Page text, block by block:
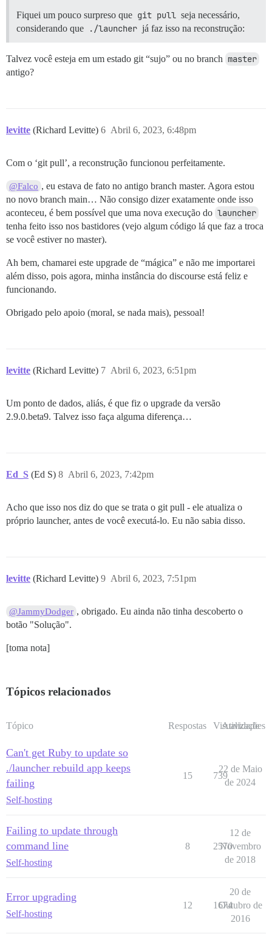
Fiquei um pouco surpreso que git pull seja necessário,
considerando que
./launcher já faz isso na reconstrução:
Talvez você esteja em um estado git “sujo” ou no branch master
antigo?
levitte (Richard Levitte) Abril 6, 2023, 6:48pm
6
Com o ‘git pull’, a reconstrução funcionou perfeitamente.
@Falco , eu estava de fato no antigo branch master. Agora estou
no novo branch main… Não consigo dizer exatamente onde isso
aconteceu, é bem possível que uma nova execução do launcher
tenha feito isso nos bastidores (vejo algum código lá que faz a troca
se você estiver no master).
Ah bem, chamarei este upgrade de “mágica” e não me importarei
além disso, pois agora, minha instância do discourse está feliz e
funcionando.
Obrigado pelo apoio (moral, se nada mais), pessoal!
levitte (Richard Levitte) Abril 6, 2023, 6:51pm
7
Um ponto de dados, aliás, é que fiz o upgrade da versão
2.9.0.beta9. Talvez isso faça alguma diferença…
Ed_S (Ed S) Abril 6, 2023, 7:42pm
8
Acho que isso nos diz do que se trata o git pull - ele atualiza o
próprio launcher, antes de você executá-lo. Eu não sabia disso.
levitte (Richard Levitte) Abril 6, 2023, 7:51pm
9
@JammyDodger , obrigado. Eu ainda não tinha descoberto o
botão "Solução".
[toma nota]
Tópicos relacionados
Tópico Respostas Visualizações
Atividade
Can't get Ruby to update so
./launcher rebuild app keeps
failing
Self-hosting
15 739
22 de Maio
de 2024
Failing to update through
command line
Self-hosting
8 2570
12 de
Novembro
de 2018
Error upgrading
Self-hosting
12 1674
20 de
Outubro de
2016